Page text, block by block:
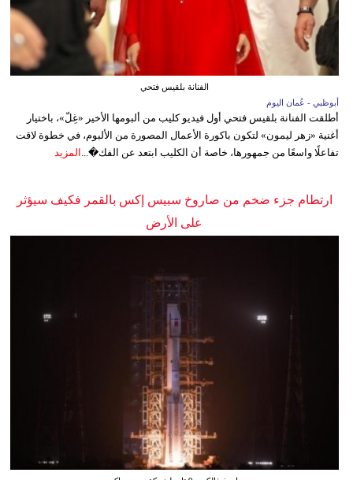
الفنانة بلقيس فتحي
أبوظبي - عُمان اليوم
أطلقت الفنانة بلقيس فتحي أول فيديو كليب من ألبومها الأخير «غِلّ»، باختيار
أغنية «زهر ليمون» لتكون باكورة الأعمال المصورة من الألبوم، في خطوة لاقت
تفاعلًا واسعًا من جمهورها، خاصة أن الكليب ابتعد عن الفك�... المزيد
ارتطام جزء ضخم من صاروخ سبيس إكس بالقمر فكيف سيؤثر
على الأرض